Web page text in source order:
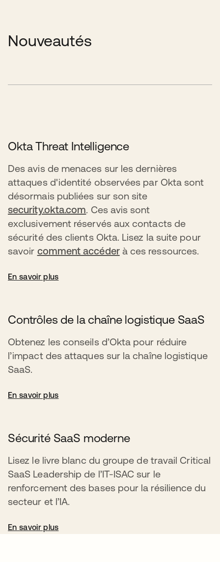
Nouveautés
Okta Threat Intelligence
Des avis de menaces sur les dernières
attaques d'identité observées par Okta sont
désormais publiées sur son site
security.okta.com. Ces avis sont
exclusivement réservés aux contacts de
sécurité des clients Okta. Lisez la suite pour
savoir comment accéderà ces ressources.
En savoir plus
Contrôles de la chaîne logistique SaaS
Obtenez les conseils d’Okta pour réduire
l’impact des attaques sur la chaîne logistique
SaaS.
En savoir plus
Sécurité SaaS moderne
Lisez le livre blanc du groupe de travail Critical
SaaS Leadership de l’IT-ISAC sur le
renforcement des bases pour la résilience du
secteur et l’IA.
En savoir plus